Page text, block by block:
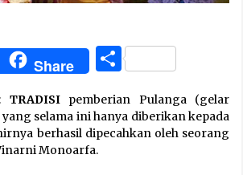
Share Share
TRADISIpemberian Pulanga (gelar
selama ini hanya diberikan kepada
berhasil dipecahkan oleh seorang
Monoarfa.